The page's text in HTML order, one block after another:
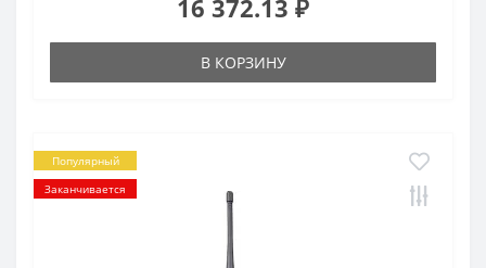
16 372.13 ₽
В КОРЗИНУ
Популярный
Заканчивается